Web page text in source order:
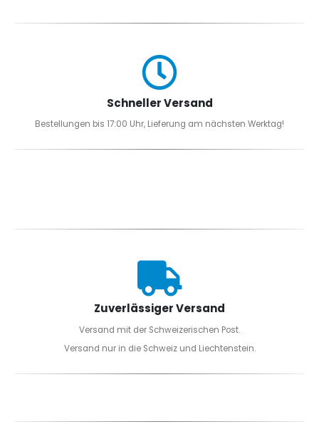
Schneller Versand
Bestellungen bis 17:00 Uhr, Lieferung am nächsten Werktag!
Zuverlässiger Versand
Versand mit der Schweizerischen Post.
Versand nur in die Schweiz und Liechtenstein.